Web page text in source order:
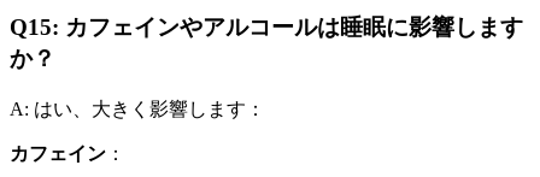
Q15: カフェインやアルコールは睡眠に影響します
か？
A: はい、大きく影響します：
カフェイン ：